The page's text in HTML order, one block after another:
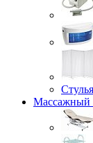
Массажный